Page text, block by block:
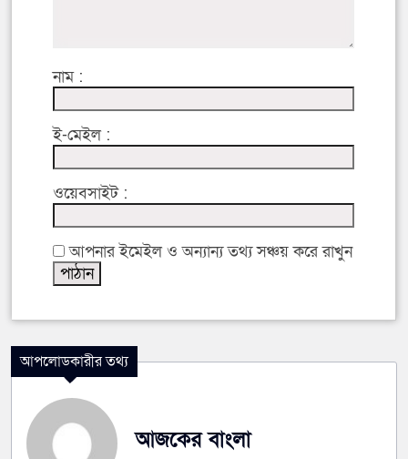
নাম :
ই-মেইল :
ওয়েবসাইট :
আপনার ইমেইল ও অন্যান্য তথ্য সঞ্চয় করে রাখুন
আপলোডকারীর তথ্য
আজকের বাংলা